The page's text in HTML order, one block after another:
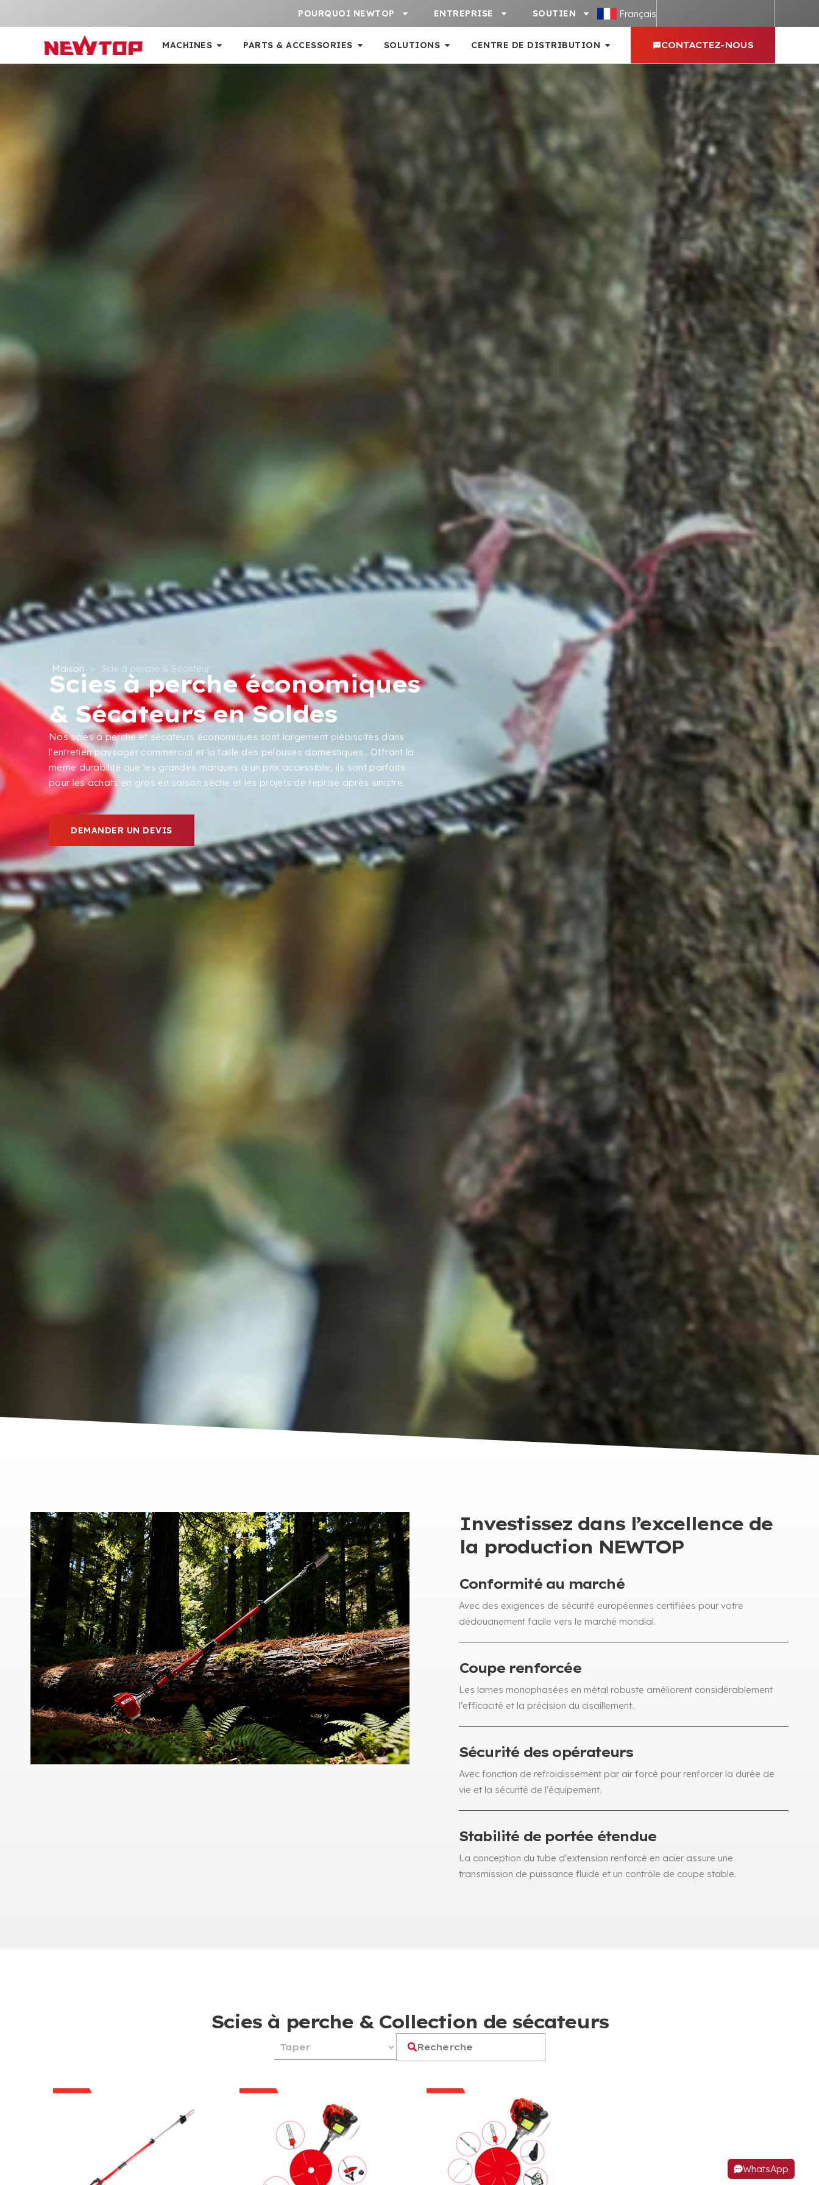
POURQUOI NEWTOP ENTREPRISE SOUTIEN Français
MACHINES PARTS & ACCESSORIES SOLUTIONS CENTRE DE DISTRIBUTION CONTACTEZ-NOUS
Maison > Scie à perche & Sécateur
Scies à perche économiques
& Sécateurs en Soldes
Nos scies à perche et sécateurs économiques sont largement plébiscités dans
l'entretien paysager commercial et la taille des pelouses domestiques.. Offrant la
même durabilité que les grandes marques à un prix accessible, ils sont parfaits
pour les achats en gros en saison sèche et les projets de reprise après sinistre.
DEMANDER UN DEVIS
Investissez dans l’excellence de
la production NEWTOP
Conformité au marché
Avec des exigences de sécurité européennes certifiées pour votre
dédouanement facile vers le marché mondial.
Coupe renforcée
Les lames monophasées en métal robuste améliorent considérablement
l'efficacité et la précision du cisaillement..
Sécurité des opérateurs
Avec fonction de refroidissement par air forcé pour renforcer la durée de
vie et la sécurité de l'équipement.
Stabilité de portée étendue
La conception du tube d'extension renforcé en acier assure une
transmission de puissance fluide et un contrôle de coupe stable.
Scies à perche & Collection de sécateurs
WhatsApp